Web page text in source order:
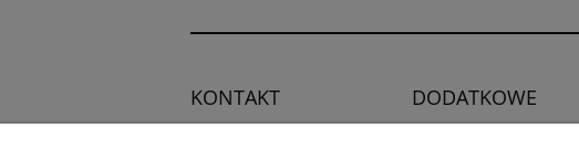
KONTAKT DODATKOWE